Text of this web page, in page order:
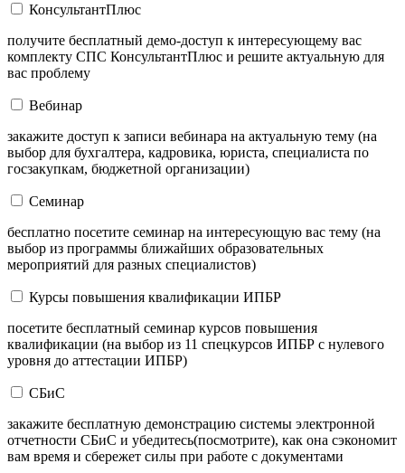
КонсультантПлюс
получите бесплатный демо-доступ к интересующему вас
комплекту СПС КонсультантПлюс и решите актуальную для
вас проблему
Вебинар
закажите доступ к записи вебинара на актуальную тему (на
выбор для бухгалтера, кадровика, юриста, специалиста по
госзакупкам, бюджетной организации)
Семинар
бесплатно посетите семинар на интересующую вас тему (на
выбор из программы ближайших образовательных
мероприятий для разных специалистов)
Курсы повышения квалификации ИПБР
посетите бесплатный семинар курсов повышения
квалификации (на выбор из 11 спецкурсов ИПБР с нулевого
уровня до аттестации ИПБР)
СБиС
закажите бесплатную демонстрацию системы электронной
отчетности СБиС и убедитесь(посмотрите), как она сэкономит
вам время и сбережет силы при работе с документами